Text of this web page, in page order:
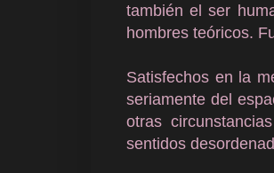
también el ser
hombres teóricos.
Satisfechos en la
seriamente del
otras
sentidos